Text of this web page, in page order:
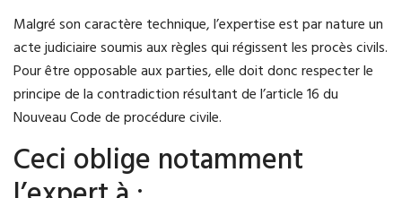
Malgré son caractère technique, l’expertise est par nature un
acte judiciaire soumis aux règles qui régissent les procès civils.
Pour être opposable aux parties, elle doit donc respecter le
principe de la contradiction résultant de l’article 16 du
Nouveau Code de procédure civile.
Ceci oblige notamment